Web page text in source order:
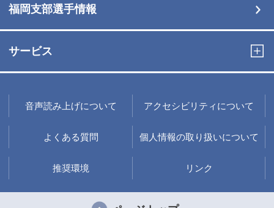
福岡支部選手情報
サービス
音声読み上げについて アクセシビリティについて
よくある質問 個人情報の取り扱いについて
推奨環境 リンク